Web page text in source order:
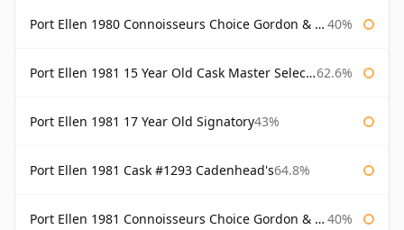
Port Ellen 1980 Connoisseurs Choice Gordon & Macphail 19 Year Old 40%
Port Ellen 1981 15 Year Old Cask Master Selection 62.6%
Port Ellen 1981 17 Year Old Signatory43%
Port Ellen 1981 Cask #1293 Cadenhead's64.8%
Port Ellen 1981 Connoisseurs Choice Gordon & Macphail 40%